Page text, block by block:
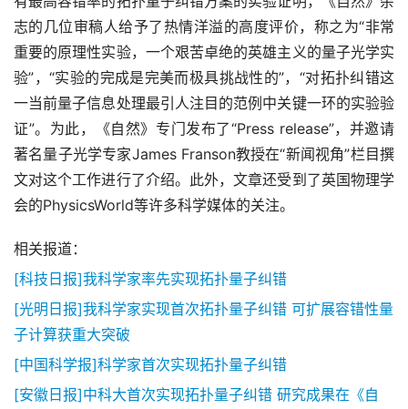
志的几位审稿人给予了热情洋溢的高度评价，称之为“非常
重要的原理性实验，一个艰苦卓绝的英雄主义的量子光学实
验”，“实验的完成是完美而极具挑战性的”，“对拓扑纠错这
一当前量子信息处理最引人注目的范例中关键一环的实验验
证”。为此，《自然》专门发布了“Press release”，并邀请
著名量子光学专家James Franson教授在“新闻视角”栏目撰
文对这个工作进行了介绍。此外，文章还受到了英国物理学
会的PhysicsWorld等许多科学媒体的关注。
相关报道：
[科技日报]我科学家率先实现拓扑量子纠错
[光明日报]我科学家实现首次拓扑量子纠错 可扩展容错性量
子计算获重大突破
[中国科学报]科学家首次实现拓扑量子纠错
[安徽日报]中科大首次实现拓扑量子纠错 研究成果在《自